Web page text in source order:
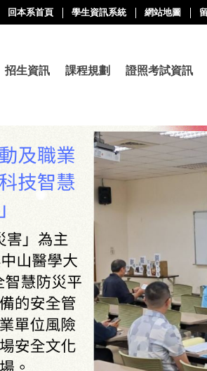
招生資訊 課程規劃 證照考試資訊
回本系首頁 學生資訊系統 網站地圖